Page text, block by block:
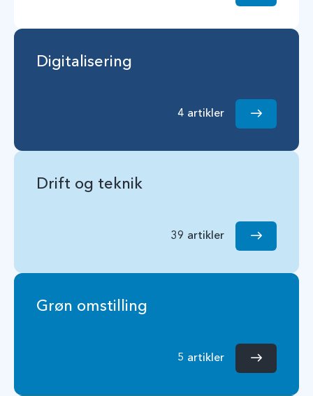
Digitalisering
4 artikler
Drift og teknik
39 artikler
Grøn omstilling
5 artikler